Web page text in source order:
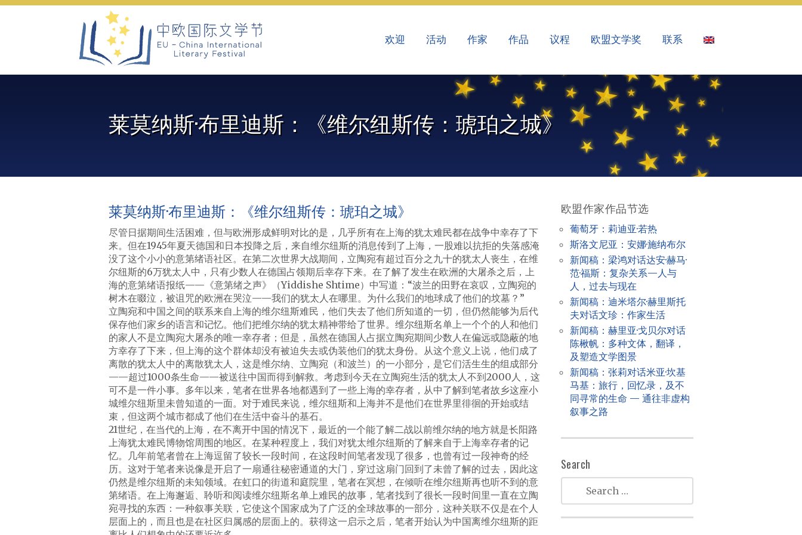
Skip
欢迎 活动 作家 作品 议程 欧盟文学奖 联系
莱莫纳斯·布里迪斯：《维尔纽斯传：琥珀之城》
莱莫纳斯·布里迪斯：《维尔纽斯传：琥珀之城》
尽管日据期间生活困难，但与欧洲形成鲜明对比的是，几乎所有在上海的犹太难民都在战争中幸存了下
来。但在1945年夏天德国和日本投降之后，来自维尔纽斯的消息传到了上海，一股难以抗拒的失落感淹
没了这个小小的意第绪语社区。在第二次世界大战期间，立陶宛有超过百分之九十的犹太人丧生，在维
尔纽斯的6万犹太人中，只有少数人在德国占领期后幸存下来。在了解了发生在欧洲的大屠杀之后，上
海的意第绪语报纸——《意第绪之声》（Yiddishe Shtime）中写道：“波兰的田野在哀叹，立陶宛的
树木在啜泣，被诅咒的欧洲在哭泣——我们的犹太人在哪里。为什么我们的地球成了他们的坟墓？”
立陶宛和中国之间的联系来自上海的维尔纽斯难民，他们失去了他们所知道的一切，但仍然能够为后代
保存他们家乡的语言和记忆。他们把维尔纳的犹太精神带给了世界。维尔纽斯名单上一个个的人和他们
的家人不是立陶宛大屠杀的唯一幸存者；但是，虽然在德国人占据立陶宛期间少数人在偏远或隐蔽的地
方幸存了下来，但上海的这个群体却没有被迫失去或伪装他们的犹太身份。从这个意义上说，他们成了
离散的犹太人中的离散犹太人，这是维尔纳、立陶宛（和波兰）的一小部分，是它们活生生的组成部分
——超过1000条生命——被送往中国而得到解救。考虑到今天在立陶宛生活的犹太人不到2000人，这
可不是一件小事。多年以来，笔者在世界各地都遇到了一些上海的幸存者，从中了解到笔者故乡这座小
城维尔纽斯里未曾知道的一面。对于难民来说，维尔纽斯和上海并不是他们在世界里徘徊的开始或结
束，但这两个城市都成了他们在生活中奋斗的基石。
21世纪，在当代的上海，在不离开中国的情况下，最近的一个能了解二战以前维尔纳的地方就是长阳路
上海犹太难民博物馆周围的地区。在某种程度上，我们对犹太维尔纽斯的了解来自于上海幸存者的记
忆。几年前笔者曾在上海逗留了较长一段时间，在这段时间笔者发现了很多，也曾有过一段神奇的经
历。这对于笔者来说像是开启了一扇通往秘密通道的大门，穿过这扇门回到了未曾了解的过去，因此这
仍然是维尔纽斯的未知领域。在虹口的街道和庭院里，笔者在冥想，在倾听在维尔纽斯再也听不到的意
第绪语。在上海邂逅、聆听和阅读维尔纽斯名单上难民的故事，笔者找到了很长一段时间里一直在立陶
宛寻找的东西：一种叙事关联，它使这个国家成为了广泛的全球故事的一部分，这种关联不仅是在个人
层面上的，而且也是在社区归属感的层面上的。获得这一启示之后，笔者开始认为中国离维尔纽斯的距
欧盟作家作品节选
葡萄牙：莉迪亚·若热
斯洛文尼亚：安娜·施纳布尔
新闻稿：梁鸿对话达安·赫马·
范·福斯：复杂关系—人与
人，过去与现在
新闻稿：迪米塔尔·赫里斯托
夫对话文珍：作家生活
新闻稿：赫里亚·戈贝尔对话
陈楸帆：多种文体，翻译，
及塑造文学图景
新闻稿：张莉对话米亚·坎基
马基：旅行，回忆录，及不
同寻常的生命 — 通往非虚构
叙事之路
Search